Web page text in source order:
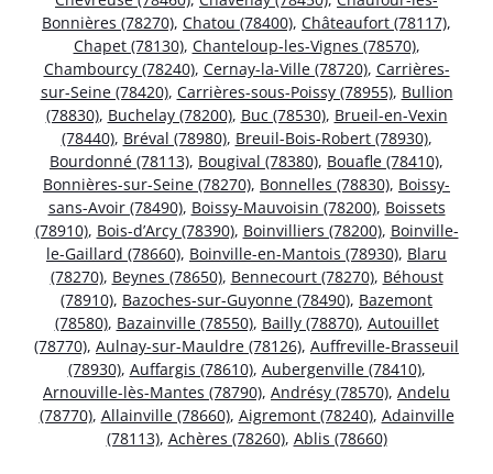
Bonnières (78270), Chatou (78400), Châteaufort (78117),
Chapet (78130), Chanteloup-les-Vignes (78570),
Chambourcy (78240), Cernay-la-Ville (78720), Carrières-
sur-Seine (78420), Carrières-sous-Poissy (78955), Bullion
(78830), Buchelay (78200), Buc (78530), Brueil-en-Vexin
(78440), Bréval (78980), Breuil-Bois-Robert (78930),
Bourdonné (78113), Bougival (78380), Bouafle (78410),
Bonnières-sur-Seine (78270), Bonnelles (78830), Boissy-
sans-Avoir (78490), Boissy-Mauvoisin (78200), Boissets
(78910), Bois-d’Arcy (78390), Boinvilliers (78200), Boinville-
le-Gaillard (78660), Boinville-en-Mantois (78930), Blaru
(78270), Beynes (78650), Bennecourt (78270), Béhoust
(78910), Bazoches-sur-Guyonne (78490), Bazemont
(78580), Bazainville (78550), Bailly (78870), Autouillet
(78770), Aulnay-sur-Mauldre (78126), Auffreville-Brasseuil
(78930), Auffargis (78610), Aubergenville (78410),
Arnouville-lès-Mantes (78790), Andrésy (78570), Andelu
(78770), Allainville (78660), Aigremont (78240), Adainville
(78113), Achères (78260), Ablis (78660)